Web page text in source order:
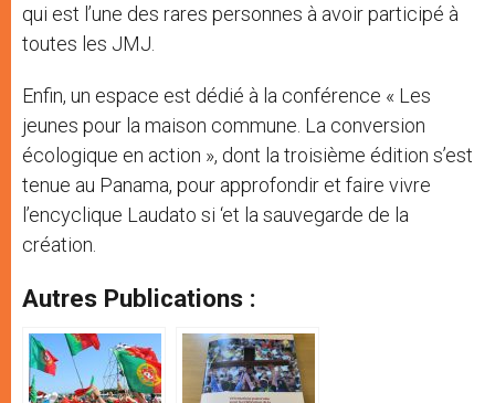
qui est l’une des rares personnes à avoir participé à
toutes les JMJ.
Enfin, un espace est dédié à la conférence « Les
jeunes pour la maison commune. La conversion
écologique en action », dont la troisième édition s’est
tenue au Panama, pour approfondir et faire vivre
l’encyclique Laudato si ‘et la sauvegarde de la
création.
Autres Publications :